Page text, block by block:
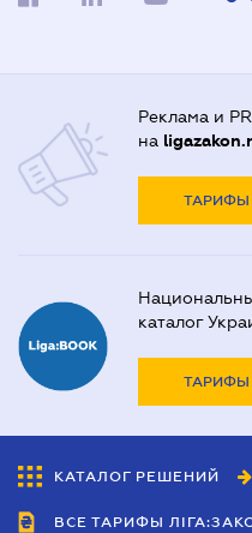
Реклама и PR
на
ТАРИФЫ
каталог
ТАРИФЫ
КАТАЛОГ РЕШЕНИЙ
ВСЕ ТАРИФЫ